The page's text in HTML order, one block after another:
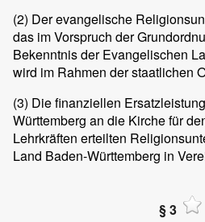
(2) Der evangelische
das im Vorspruch der
Bekenntnis der Evangelischen
wird im Rahmen der staatlichen
(3) Die finanziellen
Württemberg an die Kirche für
Lehrkräften erteilten
Land Baden-Württemberg in
§ 3